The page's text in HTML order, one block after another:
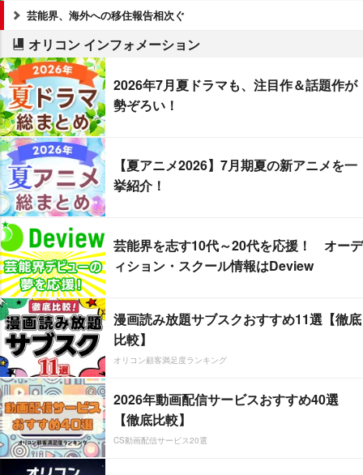
芸能界、海外への移住報告相次ぐ
オリコン インフォメーション
2026年7月夏ドラマも、注目作＆話題作が
勢ぞろい！
【夏アニメ2026】7月期夏の新アニメを一
挙紹介！
芸能界を志す10代～20代を応援！ オーデ
ィション・スクール情報はDeview
漫画読み放題サブスクおすすめ11選【徹底
比較】
オリコン顧客満足度ランキング
2026年動画配信サービスおすすめ40選
【徹底比較】
CS動画配信サービス20選